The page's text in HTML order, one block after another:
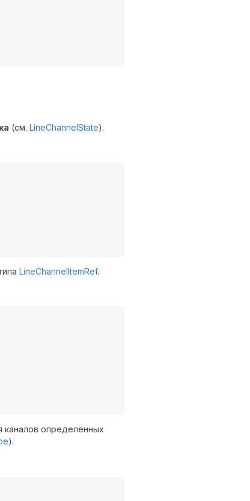
(см. LineChannelState).
LineChannelItemRef.
определённых
).